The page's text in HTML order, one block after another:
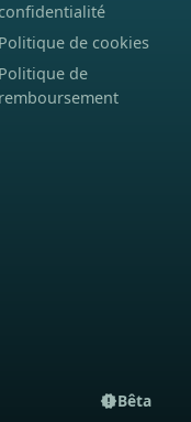
confidentialité
Politique de cookies
Politique de
remboursement
Bêta